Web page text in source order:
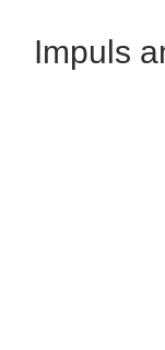
Impuls